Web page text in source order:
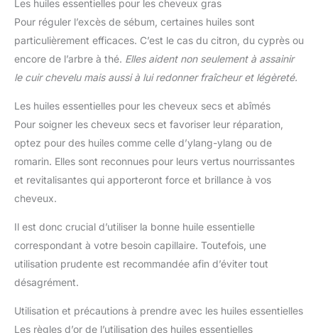
Les huiles essentielles pour les cheveux gras
Pour réguler l’excès de sébum, certaines huiles sont
particulièrement efficaces. C’est le cas du citron, du cyprès ou
encore de l’arbre à thé. Elles aident non seulement à assainir
le cuir chevelu mais aussi à lui redonner fraîcheur et légèreté.
Les huiles essentielles pour les cheveux secs et abîmés
Pour soigner les cheveux secs et favoriser leur réparation,
optez pour des huiles comme celle d’ylang-ylang ou de
romarin. Elles sont reconnues pour leurs vertus nourrissantes
et revitalisantes qui apporteront force et brillance à vos
cheveux.
Il est donc crucial d’utiliser la bonne huile essentielle
correspondant à votre besoin capillaire. Toutefois, une
utilisation prudente est recommandée afin d’éviter tout
désagrément.
Utilisation et précautions à prendre avec les huiles essentielles
Les règles d’or de l’utilisation des huiles essentielles